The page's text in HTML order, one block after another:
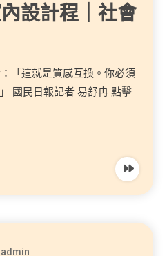
設計程｜社會
「這就是質感互換。你必須
國民日報記者 易舒冉 點擊
admin